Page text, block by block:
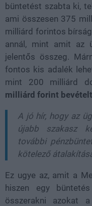
büntetést szabta ki,
ami összesen 375
milliárd forintos
annál, mint amit az
jelentős összeg.
fontos kis adalék
mint 200 milliárd
milliárd forint
A jó hír, hogy az
újabb szakasz
további
kötelező
Ez ugye az, amit a
hiszen egy
összerakni azokat